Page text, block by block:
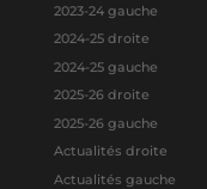
2023-24 gauche
2024-25 droite
2024-25 gauche
2025-26 droite
2025-26 gauche
Actualités droite
Actualités gauche